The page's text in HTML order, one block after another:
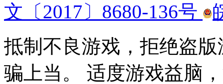
文〔2017〕8680-136号
抵制不良游戏，拒绝盗
骗上当。 适度游戏益脑